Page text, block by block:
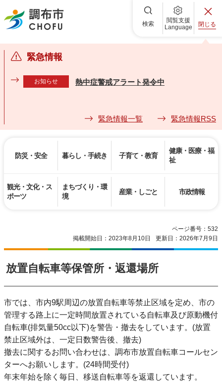
調布市 検索
閲覧支援
Language
閉じる
緊急情報
お知らせ 熱中症警戒アラート発令中
緊急情報一覧 緊急情報RSS
防災・安全 暮らし・手続き 子育て・教育
健康・医療・福
祉
観光・文化・ス
ポーツ
まちづくり・環
境
産業・しごと 市政情報
ページ番号：532
掲載開始日：2023年8月10日
更新日：2026年7月9日
放置自転車等保管所・返還場所
市では、市内9駅周辺の放置自転車等禁止区域を定め、市の
管理する路上に一定時間放置されている自転車及び原動機付
自転車(排気量50cc以下)を警告・撤去をしています。(放置
禁止区域外は、一定日数警告後、撤去)
撤去に関するお問い合わせは、調布市放置自転車コールセン
ターへお願いします。(24時間受付)
年末年始を除く毎日、移送自転車等を返還しています。